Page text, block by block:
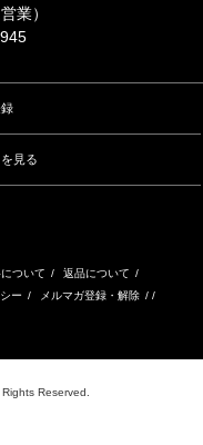
業）
見る
ついて / 返品について /
ー / メルマガ登録・解除 / /
Reserved.